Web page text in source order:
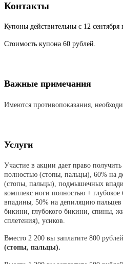
Контакты
Купоны действительны с 12 сентября
Стоимость купона 60 рублей.
Важные примечания
Имеются противопоказания,
Услуги
Участие в акции дает право
полностью (стопы, пальцы), 60% на
(стопы, пальцы), подмышечных
комплекс ноги полностью +
впадины, 50% на депиляцию пальцев
бикини, глубокого бикини, спины,
сплетения), усиков.
Вместо 2 200 вы заплатите 800
(стопы, пальцы).